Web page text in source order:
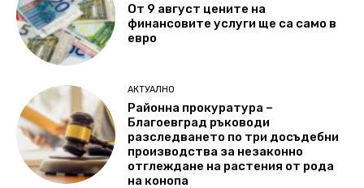
От 9 август цените на
финансовите услуги ще са само в
евро
АКТУАЛНО
Районна прокуратура –
Благоевград ръководи
разследването по три досъдебни
производства за незаконно
отглеждане на растения от рода
на конопа